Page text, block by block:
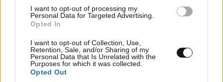
I want to opt-out of processing my
Personal Data for Targeted Advertising.
Opted In
I want to opt-out of Collection, Use,
Retention, Sale, and/or Sharing of my
Personal Data that Is Unrelated with the
Purposes for which it was collected.
Opted Out